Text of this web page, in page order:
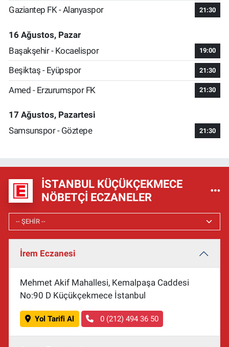
Gaziantep FK - Alanyaspor 21:30
16 Ağustos, Pazar
Başakşehir - Kocaelispor
19:00
Beşiktaş - Eyüpspor 21:30
Amed - Erzurumspor FK 21:30
17 Ağustos, Pazartesi
Samsunspor - Göztepe
21:30
İSTANBUL KÜÇÜKÇEKMECE
NÖBETÇI ECZANELER
İrem Eczanesi
Mehmet Akif Mahallesi, Kemalpaşa Caddesi
No:90 D Küçükçekmece İstanbul
Yol Tarifi Al 0 (212) 494 36 50